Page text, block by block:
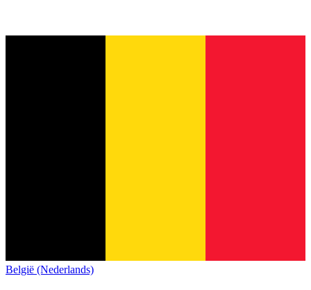
België (Nederlands)